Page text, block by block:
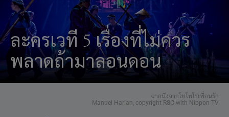
ละครเวที 5 เรื่องที่ไม่ควร
พลาดถ้ามาลอนดอน
ฉากนึงจากโทโทโร่เพื่อนรัก
Manuel Harlan, copyright RSC with Nippon TV